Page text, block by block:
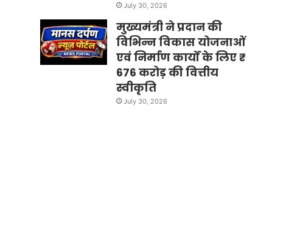
July 30, 2026
मुख्यमंत्री ने प्रदान की
विभिन्न विकास योजनाओं
एवं निर्माण कार्यों के लिए ₹
676 करोड़ की वित्तीय
स्वीकृति
July 30, 2026